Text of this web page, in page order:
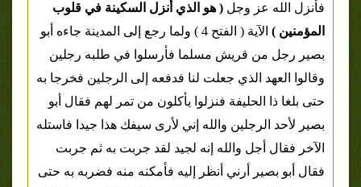
فأنزل الله عز وجل ( هو الذي أنزل السكينة في قلوب
المؤمنين )
الآية ( الفتح 4 ) ولما رجع إلى المدينة جاءه أبو
بصير رجل من قريش مسلما فأرسلوا في طلبه رجلين
وقالوا العهد الذي جعلت لنا فدفعه إلى الرجلين فخرجا به
حتى بلغا ذا الحليفة فنزلوا يأكلون من تمر لهم فقال أبو
بصير لأحد الرجلين والله إني لأرى سيفك هذا جيدا فاستله
الآخر فقال أجل والله إنه لجيد لقد جربت به ثم جربت
فقال أبو بصير أرني أنظر إليه فأمكنه منه فضربه به حتى